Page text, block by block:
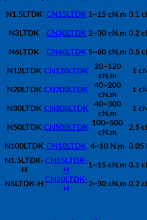
N1.5LTDK CN15LTDK 1~15 cN.m 0.1
N3LTDK CN30LTDK 2~30 cN.m 0.2
N6LTDK CN60LTDK 5~60 cN.m 0.5
N12LTDK CN120LTDK
20~120
cN.m
1
N20LTDK CN200LTDK
40~200
cN.m
1
N30LTDK CN300LTDK
40~300
cN.m
1
N50LTDK CN500LTDK
100~500
cN.m
2.5
N100LTDK CN10LTDK 4~10 N.m 0.05
N1.5LTDK-
H
CN15LTDK-
H
1~15 cN.m 0.1
N3LTDK-H
CN30LTDK-
H
2~30 cN.m 0.2